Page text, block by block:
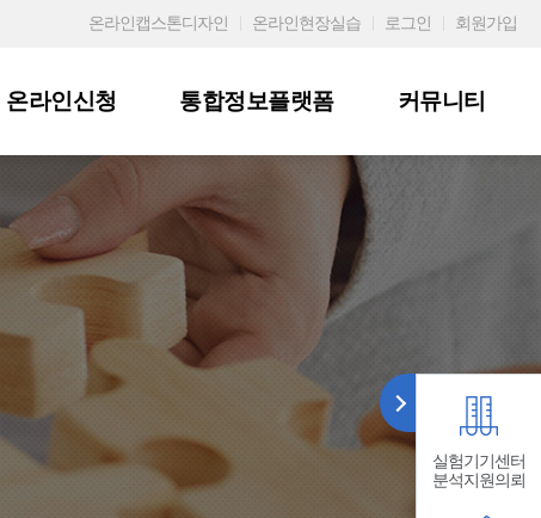
실험기기센터
분석지원의뢰
온라인캡스톤디자인 온라인현장실습 로그인 회원가입
온라인신청 통합정보플랫폼 커뮤니티